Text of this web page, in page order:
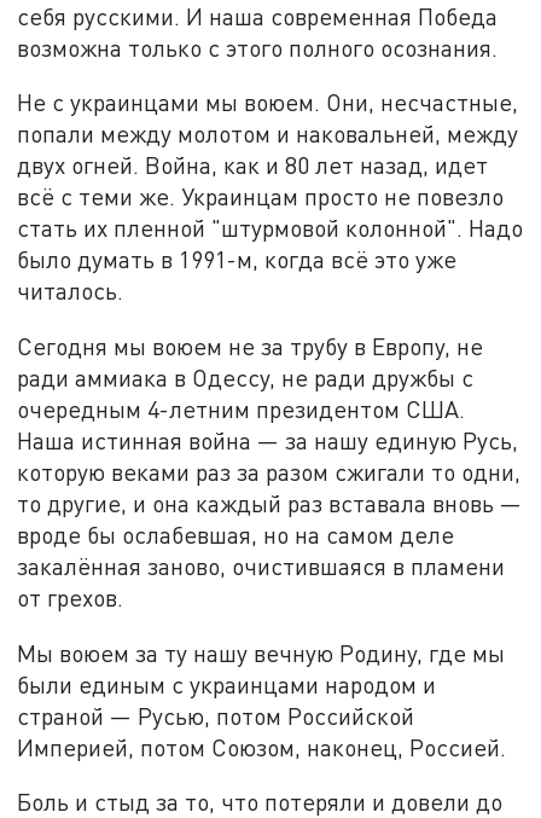
себя русскими. И наша современная Победа
возможна только с этого полного осознания.
Не с украинцами мы воюем. Они, несчастные,
попали между молотом и наковальней, между
двух огней. Война, как и 80 лет назад, идет
всё с теми же. Украинцам просто не повезло
стать их пленной "штурмовой колонной". Надо
было думать в 1991-м, когда всё это уже
читалось.
Сегодня мы воюем не за трубу в Европу, не
ради аммиака в Одессу, не ради дружбы с
очередным 4-летним президентом США.
Наша истинная война — за нашу единую Русь,
которую веками раз за разом сжигали то одни,
то другие, и она каждый раз вставала вновь —
вроде бы ослабевшая, но на самом деле
закалённая заново, очистившаяся в пламени
от грехов.
Мы воюем за ту нашу вечную Родину, где мы
были единым с украинцами народом и
страной — Русью, потом Российской
Империей, потом Союзом, наконец, Россией.
Боль и стыд за то, что потеряли и довели до